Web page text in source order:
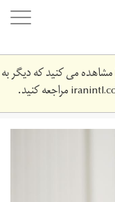
می کنید که دیگر به
مراجعه کنید.